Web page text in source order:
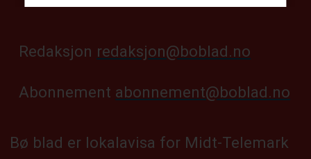
Redaksjon redaksjon@boblad.no
Abonnement abonnement@boblad.no
Bø blad er lokalavisa for Midt-Telemark